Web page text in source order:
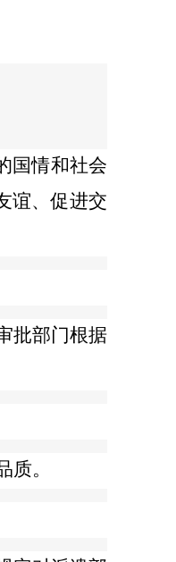
国情和社会
谊、促进交
批部门根据
。